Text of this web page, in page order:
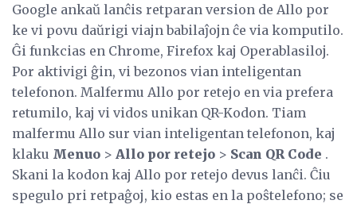
Google ankaŭ lanĉis retparan version de Allo por
ke vi povu daŭrigi viajn babilaĵojn ĉe via komputilo.
Ĝi funkcias en Chrome, Firefox kaj Operablasiloj.
Por aktivigi ĝin, vi bezonos vian inteligentan
telefonon. Malfermu Allo por retejo en via prefera
retumilo, kaj vi vidos unikan QR-Kodon. Tiam
malfermu Allo sur vian inteligentan telefonon, kaj
klaku Menuo > Allo por retejo > Scan QR Code .
Skani la kodon kaj Allo por retejo devus lanĉi. Ĉiu
spegulo pri retpaĝoj, kio estas en la poŝtelefono; se